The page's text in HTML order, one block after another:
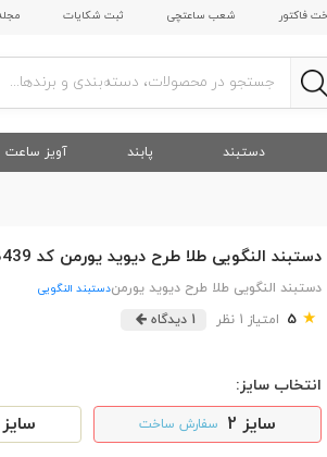
فاکتور شعب ساعتچی ثبت شکایات
دستبند پابند آویز ساعت
دستبند النگویی طلا طرح دیوید یورمن کد CB439
دستبند النگویی طلا طرح دیوید یورمندستبند النگویی
★
5 امتیاز 1 نظر 1 دیدگاه
انتخاب سایز:
سایز 2 سفارش ساخت سایز 3